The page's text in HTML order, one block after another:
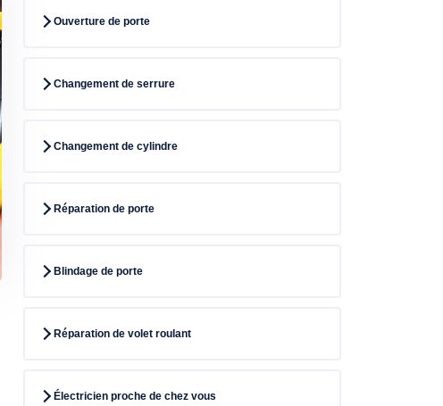
Ouverture de porte
Changement de serrure
Changement de cylindre
Réparation de porte
Blindage de porte
Réparation de volet roulant
Électricien proche de chez vous